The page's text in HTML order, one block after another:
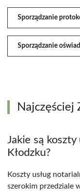
Sporządzanie
Sporządzanie
Najczęściej
Jakie są
Kłodzku?
Koszty usług
szerokim przedziale